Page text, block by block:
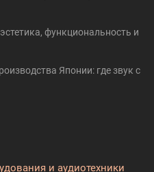
функциональность и
Японии: где звук с
и аудиотехники